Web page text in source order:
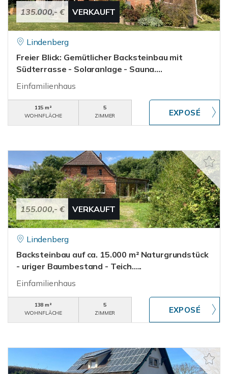
135.000,- € VERKAUFT
Lindenberg
Freier Blick: Gemütlicher Backsteinbau mit
Südterrasse - Solaranlage - Sauna....
Einfamilienhaus
115 m²
WOHNFLÄCHE
5
ZIMMER
155.000,- € VERKAUFT
Lindenberg
Backsteinbau auf ca. 15.000 m² Naturgrundstück
- uriger Baumbestand - Teich.....
Einfamilienhaus
138 m²
WOHNFLÄCHE
5
ZIMMER